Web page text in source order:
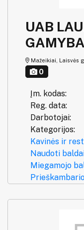
UAB
GAMYBA
Mažeikiai, Laisvės
0
Įm. kodas:
Reg. data:
Darbotojai:
Kategorijos:
Kavinės ir
Naudoti
Miegamojo